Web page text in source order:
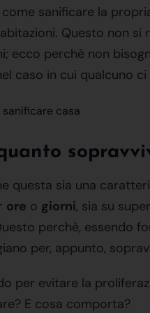
sanificare la
Questo non si
ecco perchè non
caso in cui qualcuno
questa sia una
ore o giorni, sia su
perchè, essendo
per, appunto,
per evitare la
E cosa comporta?